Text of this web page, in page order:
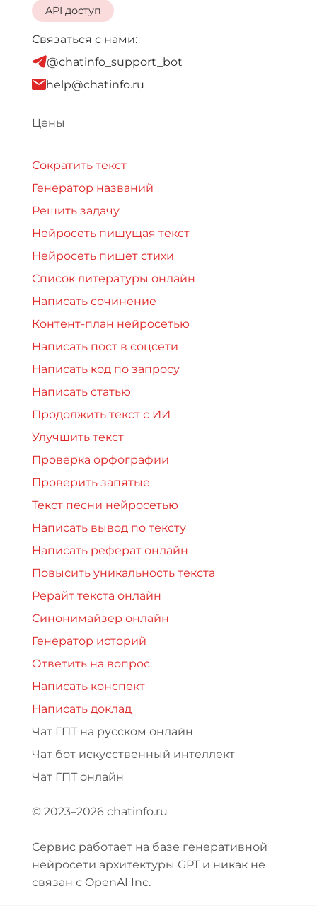
API доступ
Связаться с нами:
@chatinfo_support_bot
help@chatinfo.ru
Цены
Сократить текст
Генератор названий
Решить задачу
Нейросеть пишущая текст
Нейросеть пишет стихи
Список литературы онлайн
Написать сочинение
Контент-план нейросетью
Написать пост в соцсети
Написать код по запросу
Написать статью
Продолжить текст с ИИ
Улучшить текст
Проверка орфографии
Проверить запятые
Текст песни нейросетью
Написать вывод по тексту
Написать реферат онлайн
Повысить уникальность текста
Рерайт текста онлайн
Синонимайзер онлайн
Генератор историй
Ответить на вопрос
Написать конспект
Написать доклад
Чат ГПТ на русском онлайн
Чат бот искусственный интеллект
Чат ГПТ онлайн
© 2023–2026 chatinfo.ru
Сервис работает на базе генеративной
нейросети архитектуры GPT и никак не
связан с OpenAI Inc.